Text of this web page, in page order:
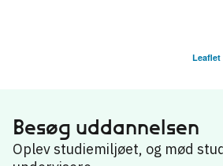
Leaflet
IBA Erhvervsakademi Kolding
Kolding
Besøg uddannelsen
Oplev studiemiljøet, og mød